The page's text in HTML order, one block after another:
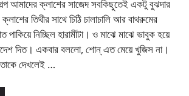
আমাদের ক্লাশের সাজেদ সবকিছুতেই একটু বুঝদার
তিথীর সাথে চিঠি চালাচালি আর বাথরুমের
পাকিয়ে নিচ্ছিল হারামীটা। ও মাঝে মাঝে ভাবুক হয়ে
দিত। একবার বললো, শোন্ এত মেয়ে খুজিস না।
দেখলেই …